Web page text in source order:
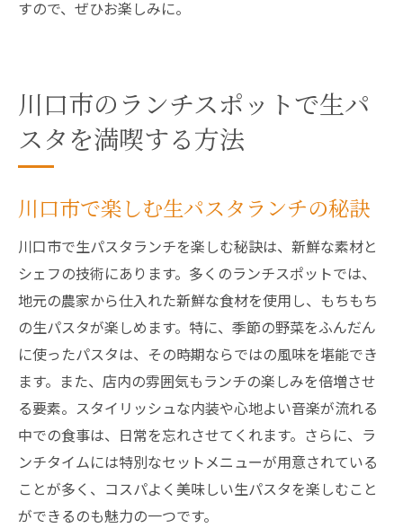
すので、ぜひお楽しみに。
川口市のランチスポットで生パ
スタを満喫する方法
川口市で楽しむ生パスタランチの秘訣
川口市で生パスタランチを楽しむ秘訣は、新鮮な素材と
シェフの技術にあります。多くのランチスポットでは、
地元の農家から仕入れた新鮮な食材を使用し、もちもち
の生パスタが楽しめます。特に、季節の野菜をふんだん
に使ったパスタは、その時期ならではの風味を堪能でき
ます。また、店内の雰囲気もランチの楽しみを倍増させ
る要素。スタイリッシュな内装や心地よい音楽が流れる
中での食事は、日常を忘れさせてくれます。さらに、ラ
ンチタイムには特別なセットメニューが用意されている
ことが多く、コスパよく美味しい生パスタを楽しむこと
ができるのも魅力の一つです。